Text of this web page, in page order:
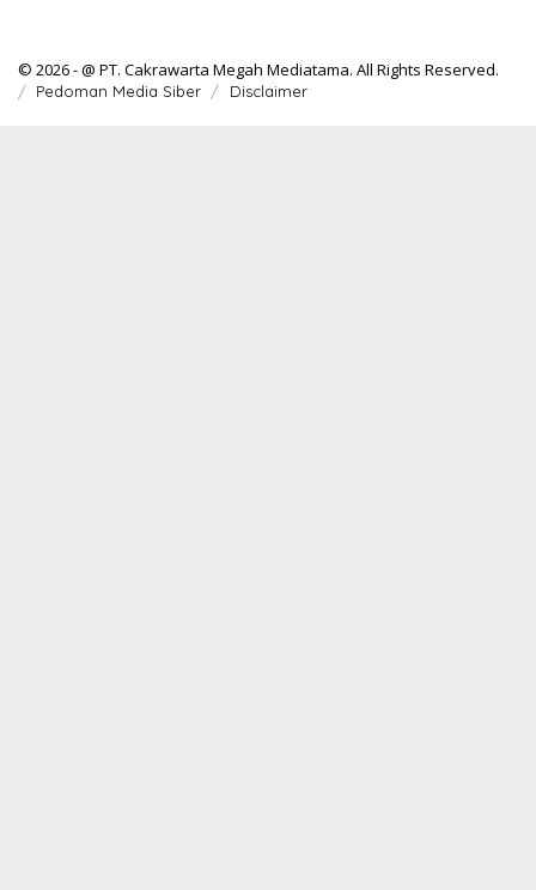
© 2026 - @ PT. Cakrawarta Megah Mediatama. All Rights Reserved.
Pedoman Media Siber Disclaimer